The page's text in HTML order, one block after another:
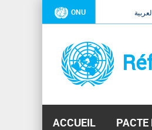
ONU
ACCUEIL